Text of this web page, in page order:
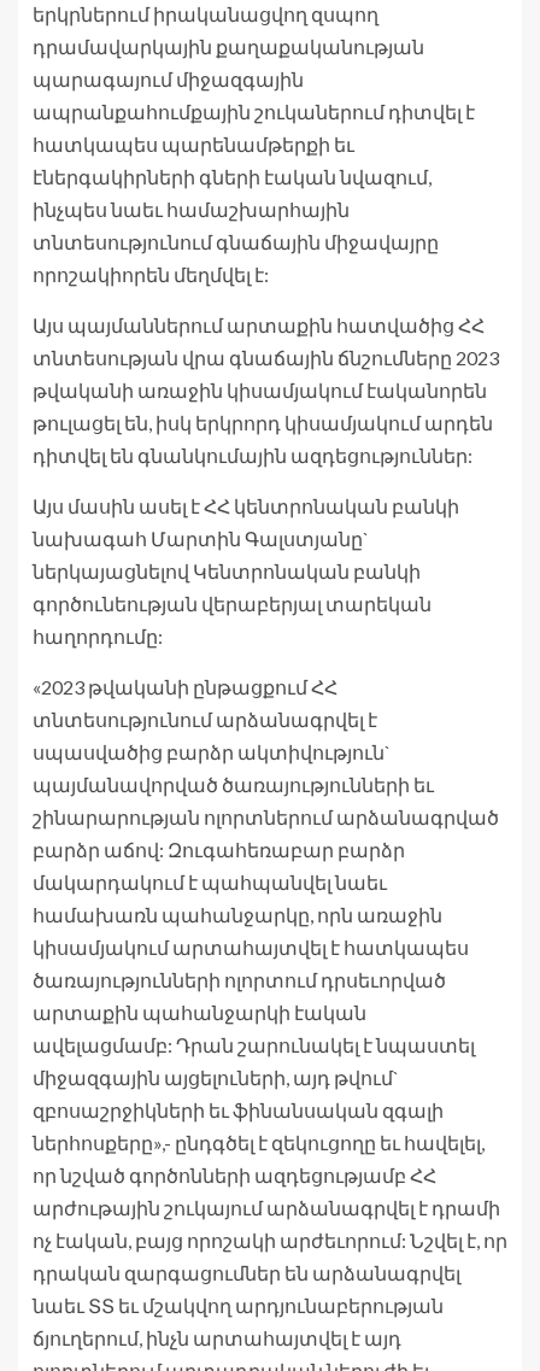
երկրներում իրականացվող զսպող
դրամավարկային քաղաքականության
պարագայում միջազգային
ապրանքահումքային շուկաներում դիտվել է
հատկապես պարենամթերքի եւ
էներգակիրների գների էական նվազում,
ինչպես նաեւ համաշխարհային
տնտեսությունում գնաճային միջավայրը
որոշակիորեն մեղմվել է:
Այս պայմաններում արտաքին հատվածից ՀՀ
տնտեսության վրա գնաճային ճնշումները 2023
թվականի առաջին կիսամյակում էականորեն
թուլացել են, իսկ երկրորդ կիսամյակում արդեն
դիտվել են գնանկումային ազդեցություններ:
Այս մասին ասել է ՀՀ կենտրոնական բանկի
նախագահ Մարտին Գալստյանը`
ներկայացնելով Կենտրոնական բանկի
գործունեության վերաբերյալ տարեկան
հաղորդումը:
«2023 թվականի ընթացքում ՀՀ
տնտեսությունում արձանագրվել է
սպասվածից բարձր ակտիվություն`
պայմանավորված ծառայությունների եւ
շինարարության ոլորտներում արձանագրված
բարձր աճով: Զուգահեռաբար բարձր
մակարդակում է պահպանվել նաեւ
համախառն պահանջարկը, որն առաջին
կիսամյակում արտահայտվել է հատկապես
ծառայությունների ոլորտում դրսեւորված
արտաքին պահանջարկի էական
ավելացմամբ: Դրան շարունակել է նպաստել
միջազգային այցելուների, այդ թվում`
զբոսաշրջիկների եւ ֆինանսական զգալի
ներհոսքերը»,- ընդգծել է զեկուցողը եւ հավելել,
որ նշված գործոնների ազդեցությամբ ՀՀ
արժութային շուկայում արձանագրվել է դրամի
ոչ էական, բայց որոշակի արժեւորում: Նշվել է, որ
դրական զարգացումներ են արձանագրվել
նաեւ ՏՏ եւ մշակվող արդյունաբերության
ճյուղերում, ինչն արտահայտվել է այդ